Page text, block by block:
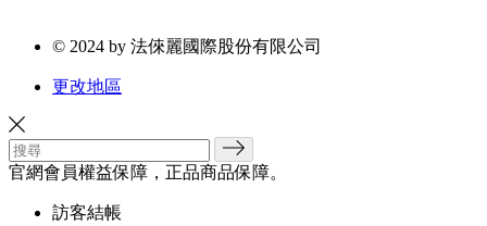
© 2024 by 法倈麗國際股份有限公司
更改地區
官網會員權益保障，正品商品保障。
訪客結帳